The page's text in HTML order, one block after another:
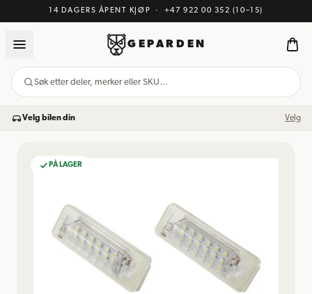
14 DAGERS ÅPENT KJØP · +47 922 00 352 (10–15)
GEPARDEN
Søk etter deler, merker eller SKU…
Velg bilen din Velg
PÅ LAGER